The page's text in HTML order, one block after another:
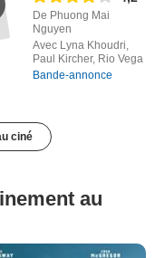
De Phuong Mai
Nguyen
Avec Lyna Khoudri,
Paul Kircher, Rio Vega
Bande-annonce
ciné
au